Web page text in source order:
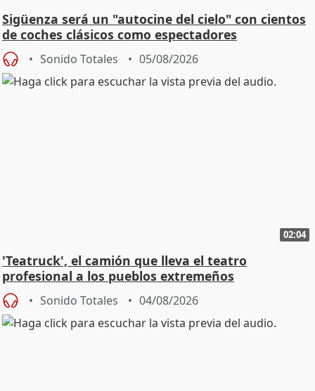
Sigüenza será un "autocine del cielo" con cientos
de coches clásicos como espectadores
Sonido Totales 05/08/2026
02:04
'Teatruck', el camión que lleva el teatro
profesional a los pueblos extremeños
Sonido Totales 04/08/2026